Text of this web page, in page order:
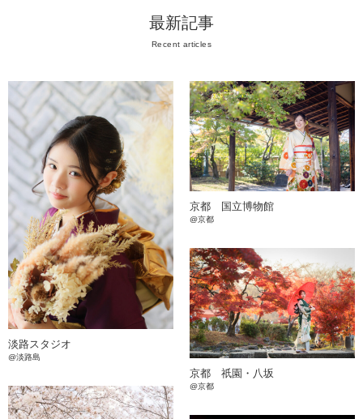
最新記事
Recent articles
淡路スタジオ
@淡路島
京都 国立博物館
@京都
京都 祇園・八坂
@京都